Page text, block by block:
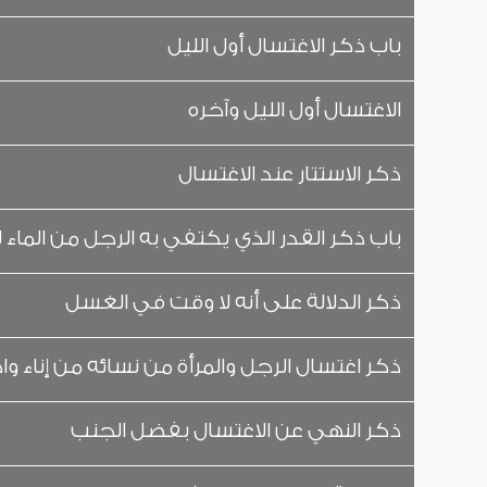
باب ذكر الاغتسال أول الليل
الاغتسال أول الليل وآخره
ذكر الاستتار عند الاغتسال
باب ذكر القدر الذي يكتفي به الرجل من
ذكر الدلالة على أنه لا وقت في الغسل
ذكر اغتسال الرجل والمرأة من نسائه من إناء
ذكر النهي عن الاغتسال بفضل الجنب